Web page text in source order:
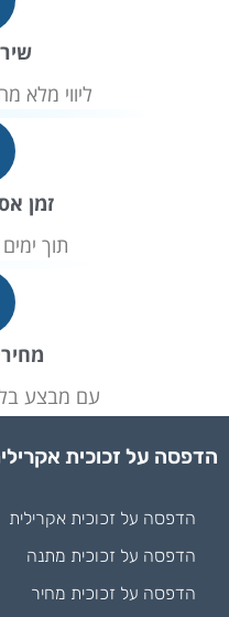
ליווי מלא
זמן
תוך
עם מבצע
הדפסה על זכוכית
הדפסה על זכוכית אקרילית
הדפסה על זכוכית מתנה
הדפסה על זכוכית מחיר